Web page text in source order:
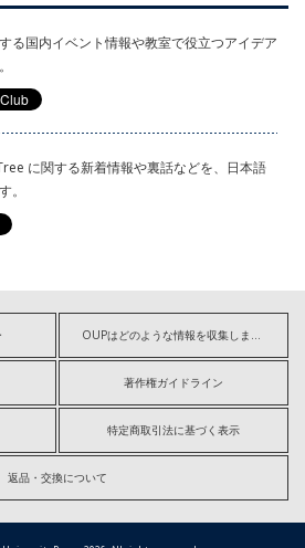
る国内イベント情報や教室で役立つアイデア
に関する新着情報や裏話などを、日本語
。
OUPはどのような情報を収集しますか?
著作権ガイドライン
特定商取引法に基づく表示
返品・交換について